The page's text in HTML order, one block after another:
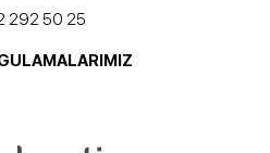
292 50 25